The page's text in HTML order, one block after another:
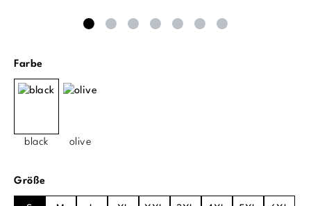
Farbeauswählen
black olive
Größeauswählen